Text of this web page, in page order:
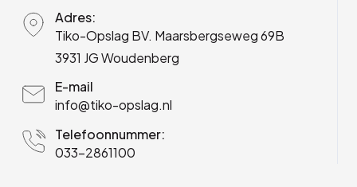
Adres:
Tiko-Opslag BV. Maarsbergseweg 69B
3931 JG Woudenberg
E-mail
info@tiko-opslag.nl
Telefoonnummer:
033-2861100